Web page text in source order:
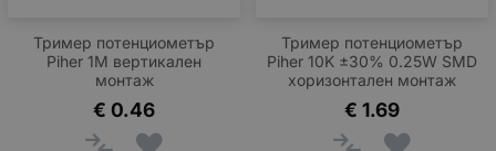
Тример потенциометър
Piher 1M вертикален
монтаж
0.46
€
Тример потенциометър
Piher 10K ±30% 0.25W SMD
хоризонтален монтаж
1.69
€